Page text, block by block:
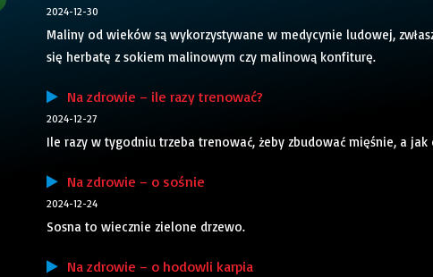
2024-12-30
Maliny od wieków są wykorzystywane w medycynie ludowej,
się herbatę z sokiem malinowym czy malinową konfiturę.
Na zdrowie – ile razy trenować?
2024-12-27
Ile razy w tygodniu trzeba trenować, żeby zbudować mięśnie, a jak
Na zdrowie – o sośnie
2024-12-24
Sosna to wiecznie zielone drzewo.
Na zdrowie – o hodowli karpia